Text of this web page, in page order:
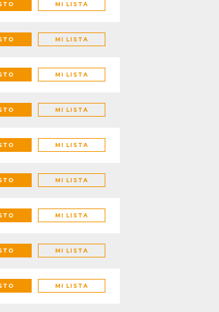
MI LISTA
MI LISTA
MI LISTA
MI LISTA
MI LISTA
MI LISTA
MI LISTA
MI LISTA
MI LISTA